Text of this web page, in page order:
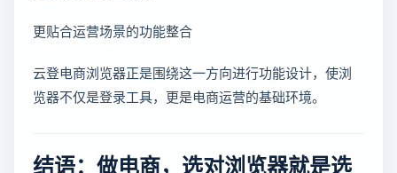
更贴合运营场景的功能整合
云登电商浏览器正是围绕这一方向进行功能设计，使浏
览器不仅是登录工具，更是电商运营的基础环境。
结语：做电商，选对浏览器就是选